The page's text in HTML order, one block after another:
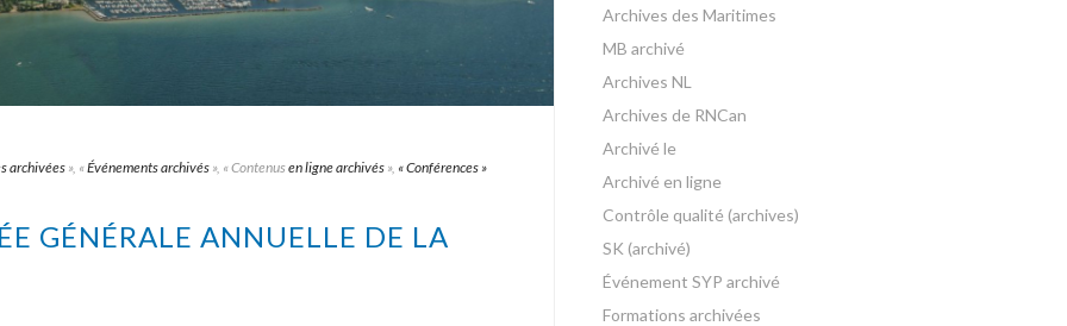
archivées », «Événements archivés », « Contenusen ligne archivés », « Conférences »
GÉNÉRALE ANNUELLE DE LA
Archives des Maritimes
MB archivé
Archives NL
Archives de RNCan
Archivé le
Archivé en ligne
Contrôle qualité (archives)
SK (archivé)
Événement SYP archivé
Formations archivées